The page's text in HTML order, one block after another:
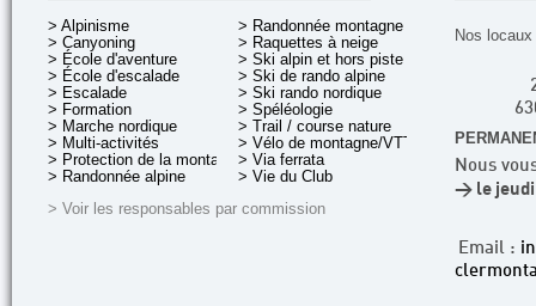
> Alpinisme
> Canyoning
> École d'aventure
> École d'escalade
> Escalade
> Formation
> Marche nordique
> Multi-activités
> Protection de la montagne
> Randonnée alpine
> Randonnée montagne
> Raquettes à neige
> Ski alpin et hors piste
> Ski de rando alpine
> Ski rando nordique
> Spéléologie
> Trail / course nature
> Vélo de montagne/VTT
> Via ferrata
> Vie du Club
> Voir les responsables par commission
Nos
Nous
> le jeudi
Email :